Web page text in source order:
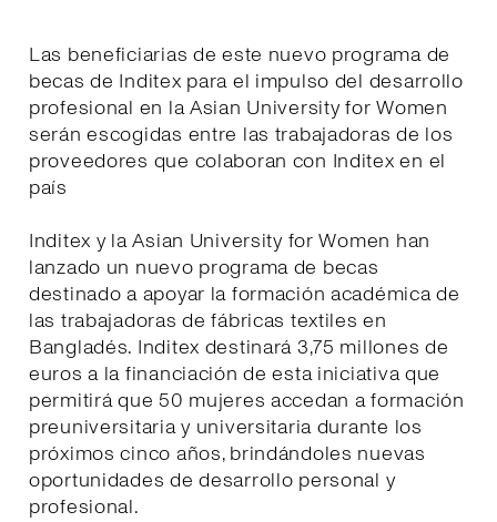
Las beneficiarias de este nuevo programa de
becas de Inditex para el impulso del desarrollo
profesional en la Asian University for Women
serán escogidas entre las trabajadoras de los
proveedores que colaboran con Inditex en el
país
Inditex y la Asian University for Women han
lanzado un nuevo programa de becas
destinado a apoyar la formación académica de
las trabajadoras de fábricas textiles en
Bangladés. Inditex destinará 3,75 millones de
euros a la financiación de esta iniciativa que
permitirá que 50 mujeres accedan a formación
preuniversitaria y universitaria durante los
próximos cinco años, brindándoles nuevas
oportunidades de desarrollo personal y
profesional.